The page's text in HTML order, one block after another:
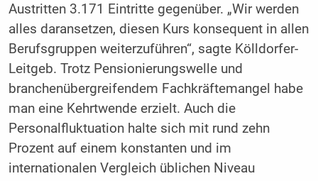
Austritten 3.171 Eintritte gegenüber. „Wir werden
alles daransetzen, diesen Kurs konsequent in allen
Berufsgruppen weiterzuführen“, sagte Kölldorfer-
Leitgeb. Trotz Pensionierungswelle und
branchenübergreifendem Fachkräftemangel habe
man eine Kehrtwende erzielt. Auch die
Personalfluktuation halte sich mit rund zehn
Prozent auf einem konstanten und im
internationalen Vergleich üblichen Niveau